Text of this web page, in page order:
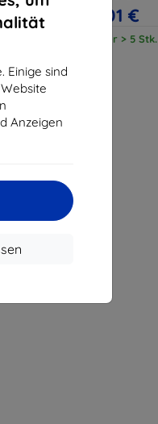
Einige sind
Anzeigen
17,01 €
Auf Lager > 5 Stk.